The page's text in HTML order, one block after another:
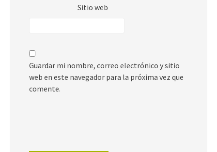
Sitio web
Guardar mi nombre, correo electrónico y sitio
web en este navegador para la próxima vez que
comente.